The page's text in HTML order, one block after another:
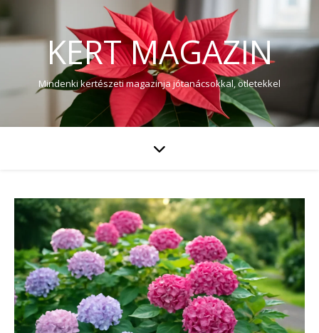
KERT MAGAZIN
Mindenki kertészeti magazinja jótanácsokkal, ötletekkel